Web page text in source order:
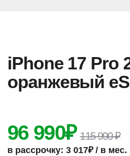
iPhone 17 Pro
оранжевый
96 990₽ 115 990 ₽
в рассрочку: 3 017₽ / в мес.